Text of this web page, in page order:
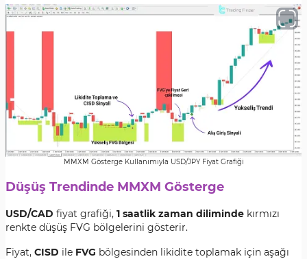
MMXM Gösterge Kullanımıyla USD/JPY Fiyat Grafiği
Düşüş Trendinde MMXM Gösterge
USD/CAD fiyat grafiği, 1 saatlik zaman diliminde kırmızı
renkte düşüş FVG bölgelerini gösterir.
Fiyat, CISD ile FVG bölgesinden likidite toplamak için aşağı